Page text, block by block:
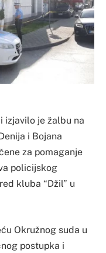
izjavilo je žalbu na
i Bojana
za pomaganje
policijskog
kluba “Džil” u
Okružnog suda u
postupka i